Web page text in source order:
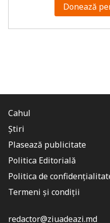
Donează
Cahul
Știri
Plasează publicitate
Politica Editorială
Politica de
Termeni și condiții
redactor@ziuadeazi.md